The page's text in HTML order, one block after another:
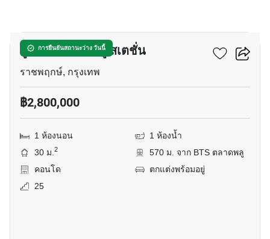
การยืนยันสถานะว่าง วันนี้
ยู ดีไลท์ ตลาดพลู สเตชั่น
ราชพฤกษ์, กรุงเทพ
฿2,800,000
1 ห้องนอน
1 ห้องน้ำ
30 ม.2
570 ม. จาก BTS ตลาดพลู
คอนโด
ตกแต่งพร้อมอยู่
25